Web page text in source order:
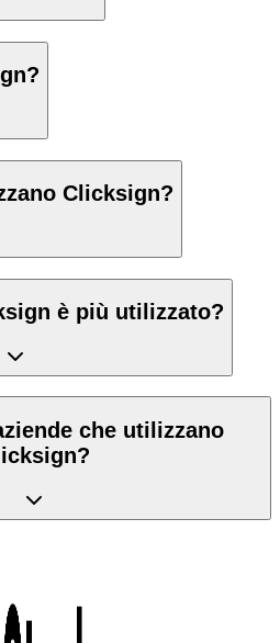
Clicksign?
è più utilizzato?
che utilizzano